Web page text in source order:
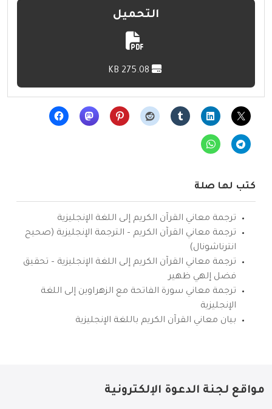
التحميل
كتب لها صلة
ترجمة معاني القرآن الكريم إلى اللغة الإنجليزية
ترجمة معاني القرآن الكريم – الترجمة الإنجليزية (صحيح
انترناشونال)
ترجمة معاني القرآن الكريم إلى اللغة الإنجليزية – تحقيق
فضل إلهي ظهير
ترجمة معاني سورة الفاتحة مع الزهراوين إلى اللغة
الإنجليزية
بيان معاني القرآن الكريم باللغة الإنجليزية
مواقع لجنة الدعوة الإلكترونية